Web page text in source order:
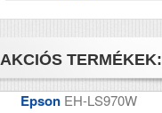
AKCIÓS TERMÉKEK:
Epson EH-LS970W